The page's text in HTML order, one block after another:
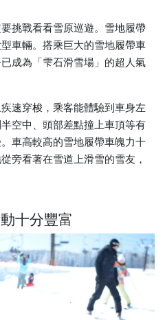
挑戰看看雪原巡遊。雪地履帶
車輛。搭乘巨大的雪地履帶車
成為「雫石滑雪場」的超人氣
速穿梭，乘客能體驗到車身左
空中、頭部差點撞上車頂等有
車高較高的雪地履帶車魄力十
旁看著在雪道上滑雪的雪友，
十分豐富